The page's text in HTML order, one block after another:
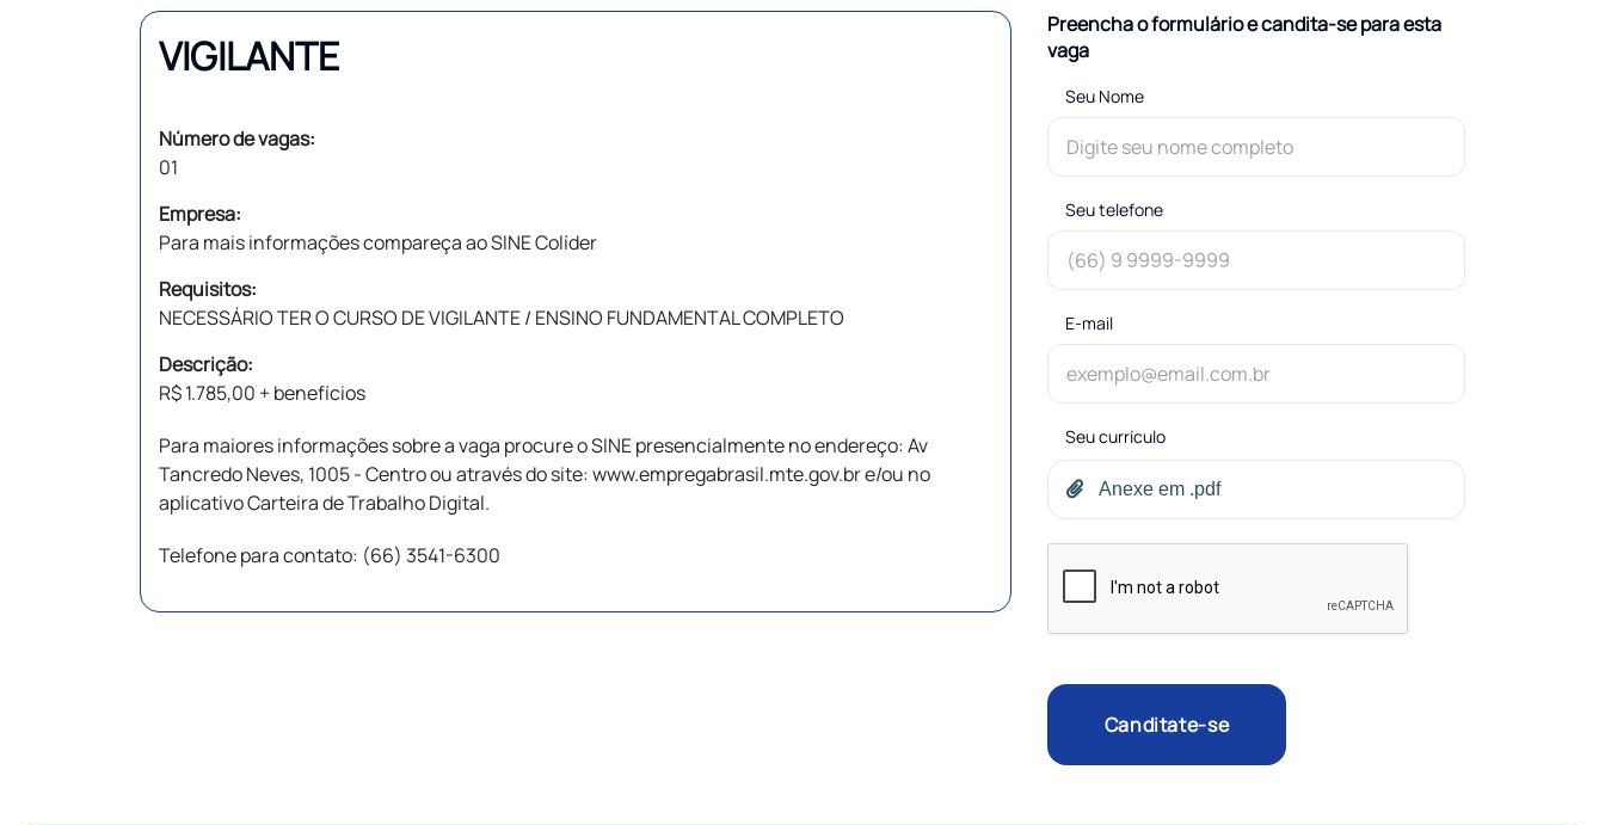
VIGILANTE
Número de vagas:
01
Empresa:
Para mais informações compareça ao SINE Colíder
Requisitos:
NECESSÁRIO TER O CURSO DE VIGILANTE / ENSINO FUNDAMENTAL COMPLETO
Descrição:
R$ 1.785,00 + benefícios
Para maiores informações sobre a vaga procure o SINE presencialmente no endereço: Av
Tancredo Neves, 1005 - Centro ou através do site: www.empregabrasil.mte.gov.br e/ou no
aplicativo Carteira de Trabalho Digital.
Telefone para contato: (66) 3541-6300
Preencha o formulário e candita-se para esta
vaga
Seu Nome
Seu telefone
E-mail
Seu currículo
Anexe em .pdf
Canditate-se